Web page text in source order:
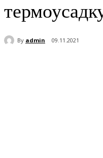
By admin 09.11.2021